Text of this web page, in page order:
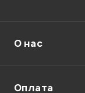
О нас
Оплата